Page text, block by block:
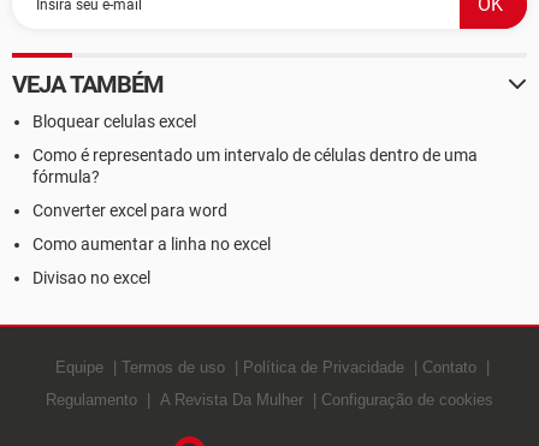
VEJA TAMBÉM
Bloquear celulas excel
Como é representado um intervalo de células dentro de uma
fórmula?
Converter excel para word
Como aumentar a linha no excel
Divisao no excel
Equipe Termos de uso Política de Privacidade
Contato
Regulamento
A Revista Da Mulher Configuração de cookies